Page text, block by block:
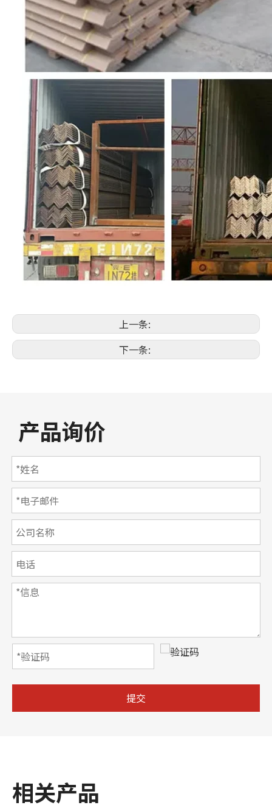
上一条:
下一条:
产品询价
提交
相关产品